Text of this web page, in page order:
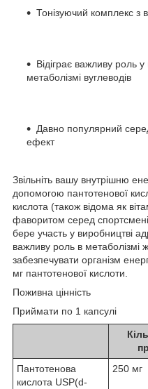
Тонізуючий комплекс з
Відіграє важливу роль
метаболізмі вуглеводів
Давно популярний
ефект
Звільніть вашу внутрішню
допомогою пантотенової
кислота (також відома як
фаворитом серед
бере участь у виробництві
важливу роль в метаболізмі
забезпечувати організм
мг пантотенової кислоти.
Поживна цінність
Приймати по 1 капсулі
Пантотенова
кислота USP(d-
250 мг